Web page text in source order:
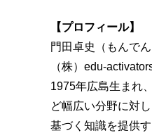
【プロフィール】
門田卓史（もんでん
（株）edu-
1975年広島生まれ
ど幅広い分野に対
基づく知識を提供